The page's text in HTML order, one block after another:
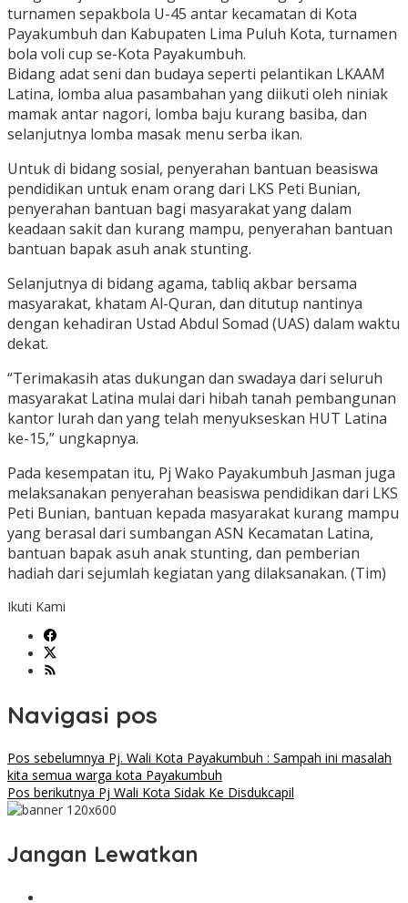
turnamen sepakbola U-45 antar kecamatan di Kota
Payakumbuh dan Kabupaten Lima Puluh Kota, turnamen
bola voli cup se-Kota Payakumbuh.
Bidang adat seni dan budaya seperti pelantikan LKAAM
Latina, lomba alua pasambahan yang diikuti oleh niniak
mamak antar nagori, lomba baju kurang basiba, dan
selanjutnya lomba masak menu serba ikan.
Untuk di bidang sosial, penyerahan bantuan beasiswa
pendidikan untuk enam orang dari LKS Peti Bunian,
penyerahan bantuan bagi masyarakat yang dalam
keadaan sakit dan kurang mampu, penyerahan bantuan
bantuan bapak asuh anak stunting.
Selanjutnya di bidang agama, tabliq akbar bersama
masyarakat, khatam Al-Quran, dan ditutup nantinya
dengan kehadiran Ustad Abdul Somad (UAS) dalam waktu
dekat.
“Terimakasih atas dukungan dan swadaya dari seluruh
masyarakat Latina mulai dari hibah tanah pembangunan
kantor lurah dan yang telah menyukseskan HUT Latina
ke-15,” ungkapnya.
Pada kesempatan itu, Pj Wako Payakumbuh Jasman juga
melaksanakan penyerahan beasiswa pendidikan dari LKS
Peti Bunian, bantuan kepada masyarakat kurang mampu
yang berasal dari sumbangan ASN Kecamatan Latina,
bantuan bapak asuh anak stunting, dan pemberian
hadiah dari sejumlah kegiatan yang dilaksanakan. (Tim)
Ikuti Kami
Navigasi pos
Pos sebelumnya Pj. Wali Kota Payakumbuh : Sampah ini masalah
kita semua warga kota Payakumbuh
Pos berikutnya Pj Wali Kota Sidak Ke Disdukcapil
Jangan Lewatkan